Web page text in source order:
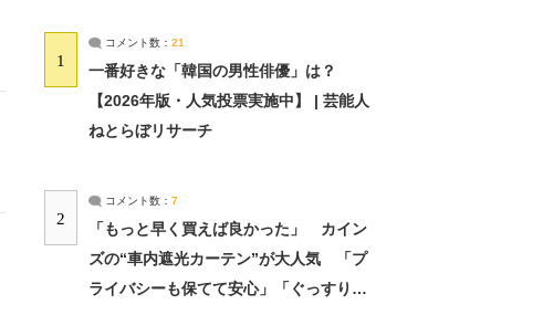
1
コメント数： 21
一番好きな「韓国の男性俳優」は？
【2026年版・人気投票実施中】 | 芸能人
ねとらぼリサーチ
2
コメント数： 7
「もっと早く買えば良かった」 カイン
ズの“車内遮光カーテン”が大人気 「プ
ライバシーも保てて安心」「ぐっすり眠